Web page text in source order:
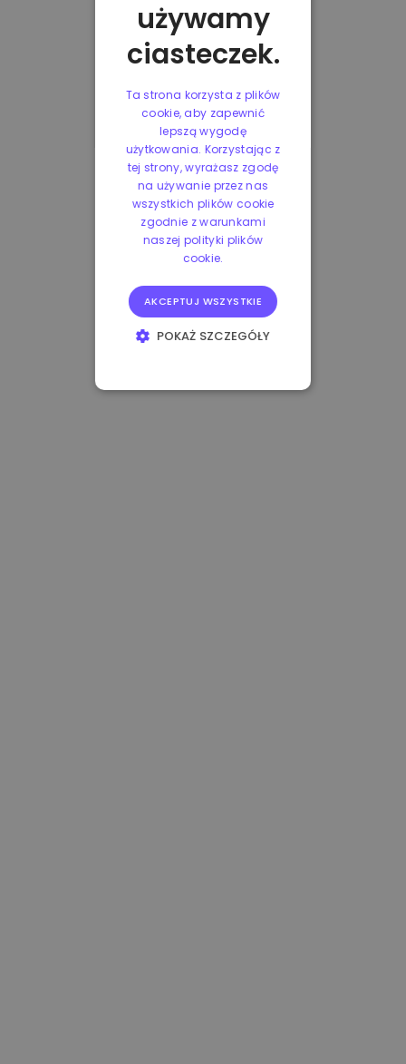
używamy
ciasteczek.
Ta strona korzysta z plików
cookie, aby zapewnić
lepszą wygodę
użytkowania. Korzystając z
tej strony, wyrażasz zgodę
na używanie przez nas
wszystkich plików cookie
zgodnie z warunkami
naszej polityki plików
cookie.
AKCEPTUJ WSZYSTKIE
POKAŻ SZCZEGÓŁY